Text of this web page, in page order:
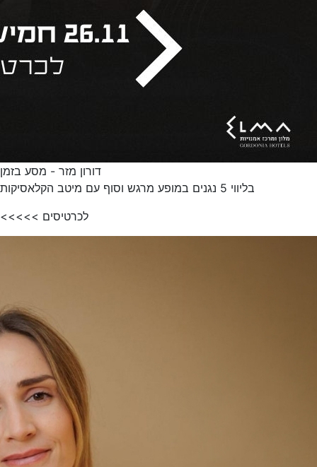
דורון מזר - מסע בזמן
בליווי 5 נגנים במופע מרגש וסוף עם מיטב הקלאסיקות
לכרטיסים >>>>>